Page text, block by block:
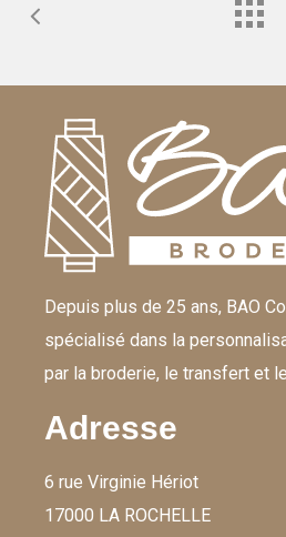
Depuis plus de 25 ans, BAO
spécialisé dans la
par la broderie, le transfert et
Adresse
6 rue Virginie Hériot
17000 LA ROCHELLE